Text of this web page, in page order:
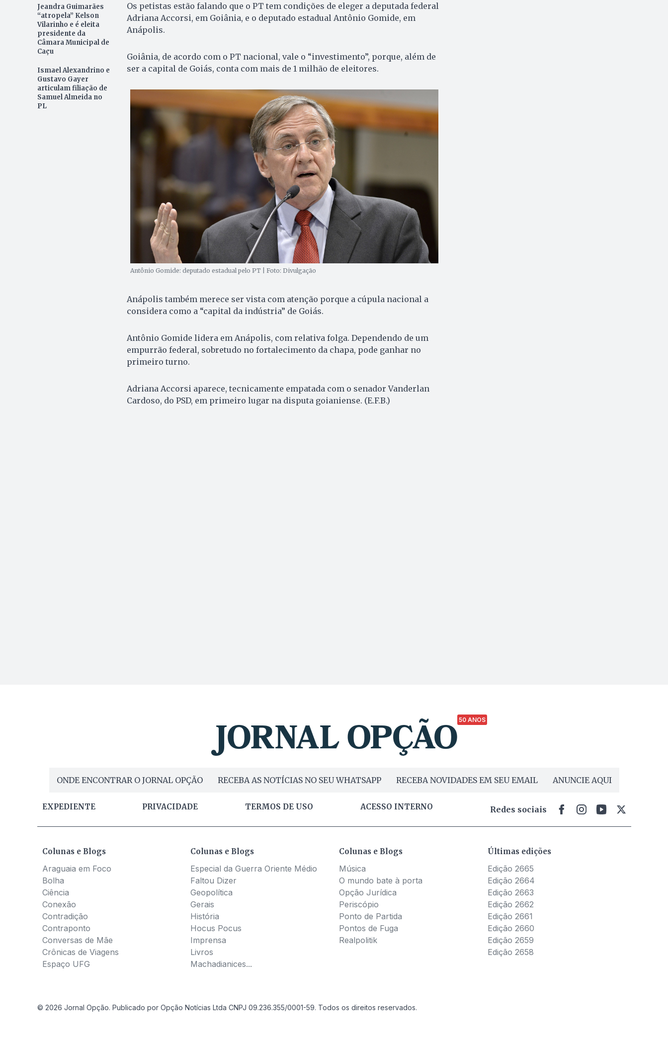
Jeandra Guimarães
“atropela” Kelson
Vilarinho e é eleita
presidente da
Câmara Municipal de
Caçu
Ismael Alexandrino e
Gustavo Gayer
articulam filiação de
Samuel Almeida no
PL
Os petistas estão falando que o PT tem condições de eleger a deputada federal
Adriana Accorsi, em Goiânia, e o deputado estadual Antônio Gomide, em
Anápolis.
Goiânia, de acordo com o PT nacional, vale o “investimento”, porque, além de
ser a capital de Goiás, conta com mais de 1 milhão de eleitores.
Antônio Gomide: deputado estadual pelo PT | Foto: Divulgação
Anápolis também merece ser vista com atenção porque a cúpula nacional a
considera como a “capital da indústria” de Goiás.
Antônio Gomide lidera em Anápolis, com relativa folga. Dependendo de um
empurrão federal, sobretudo no fortalecimento da chapa, pode ganhar no
primeiro turno.
Adriana Accorsi aparece, tecnicamente empatada com o senador Vanderlan
Cardoso, do PSD, em primeiro lugar na disputa goianiense. (E.F.B.)
50 ANOS
ONDE ENCONTRAR O JORNAL OPÇÃO RECEBA AS NOTÍCIAS NO SEU WHATSAPP RECEBA NOVIDADES EM SEU EMAIL ANUNCIE AQUI
EXPEDIENTE PRIVACIDADE TERMOS DE USO ACESSO INTERNO Redes sociais
Colunas e Blogs
Araguaia em Foco
Bolha
Ciência
Conexão
Contradição
Contraponto
Conversas de Mãe
Crônicas de Viagens
Espaço UFG
Colunas e Blogs
Especial da Guerra Oriente Médio
Faltou Dizer
Geopolítica
Gerais
História
Hocus Pocus
Imprensa
Livros
Machadianices...
Colunas e Blogs
Música
O mundo bate à porta
Opção Jurídica
Periscópio
Ponto de Partida
Pontos de Fuga
Realpolitik
Últimas edições
Edição 2665
Edição 2664
Edição 2663
Edição 2662
Edição 2661
Edição 2660
Edição 2659
Edição 2658
© 2026 Jornal Opção. Publicado por Opção Notícias Ltda CNPJ 09.236.355/0001-59. Todos os direitos reservados.